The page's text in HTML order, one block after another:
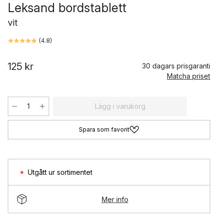
Leksand bordstablett
vit
(4.8)
125 kr
30 dagars prisgaranti
Matcha priset
Lägg i varukorg
Spara som favorit
Utgått ur sortimentet
Mer info